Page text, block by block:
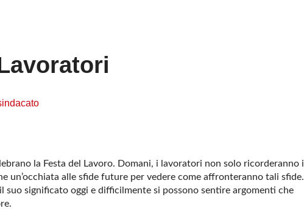
la Festa del Lavoro. Domani, i lavoratori non solo ricorderanno i
un’occhiata alle sfide future per vedere come affronteranno tali sfide.
suo significato oggi e difficilmente si possono sentire argomenti che